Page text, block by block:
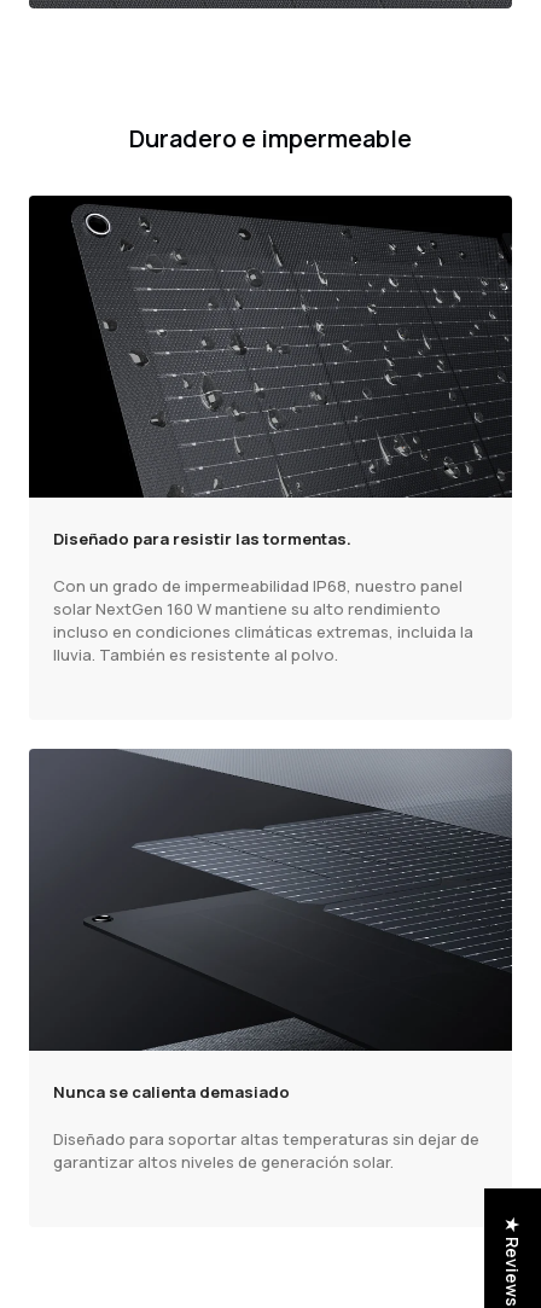
Duradero e impermeable
Diseñado para resistir las tormentas.
Con un grado de impermeabilidad IP68, nuestro panel
solar NextGen 160 W mantiene su alto rendimiento
incluso en condiciones climáticas extremas, incluida la
lluvia. También es resistente al polvo.
Nunca se calienta demasiado
Diseñado para soportar altas temperaturas sin dejar de
garantizar altos niveles de generación solar.
★ Reviews